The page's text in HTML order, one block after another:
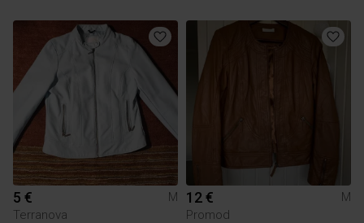
5 €
M
Terranova
12 €
M
Promod